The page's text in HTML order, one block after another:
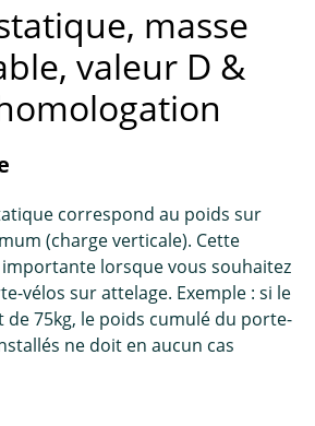
masse
valeur D &
correspond au poids sur
(charge verticale). Cette
lorsque vous souhaitez
vélos sur attelage. Exemple : si le
de 75kg, le poids cumulé du porte-
ne doit en aucun cas